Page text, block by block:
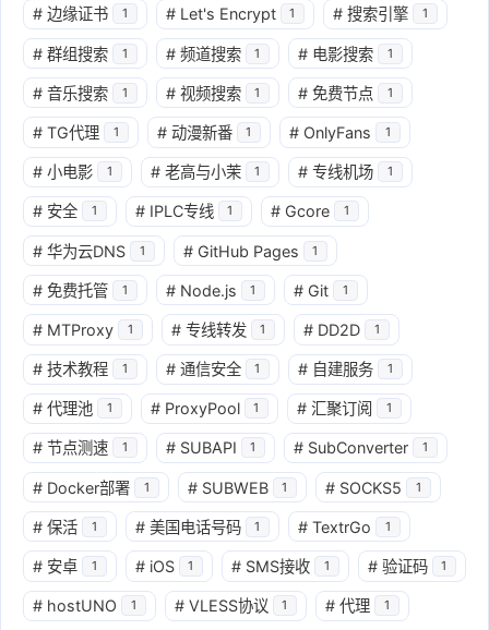
# 边缘证书 1 # Let's Encrypt 1 # 搜索引擎 1
# 群组搜索 1 # 频道搜索 1 # 电影搜索 1
# 音乐搜索 1 # 视频搜索 1 # 免费节点 1
# TG代理 1 # 动漫新番 1 # OnlyFans 1
# 小电影 1 # 老高与小茉 1 # 专线机场 1
# 安全 1 # IPLC专线 1 # Gcore 1
# 华为云DNS 1 # GitHub Pages 1
# 免费托管 1 # Node.js 1 # Git 1
# MTProxy 1 # 专线转发 1 # DD2D 1
# 技术教程 1 # 通信安全 1 # 自建服务 1
# 代理池 1 # ProxyPool 1 # 汇聚订阅 1
# 节点测速 1 # SUBAPI 1 # SubConverter 1
# Docker部署 1 # SUBWEB 1 # SOCKS5 1
# 保活 1 # 美国电话号码 1 # TextrGo 1
# 安卓 1 # iOS 1 # SMS接收 1 # 验证码 1
# hostUNO 1 # VLESS协议 1 # 代理 1